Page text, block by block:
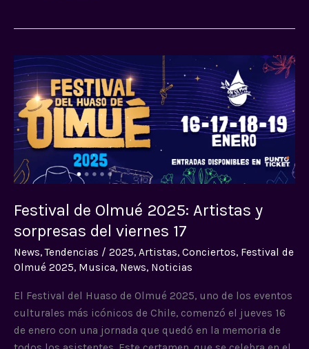
Festival de Olmué 2025: Artistas y
sorpresas del viernes 17
News,Tendencias / 2025, Artistas, Conciertos, Festival de
Olmué 2025, Musica, News, Noticias
El Festival del Huaso de Olmué 2025, uno de los eventos
culturales más icónicos de Chile, comenzó el jueves 16
de enero con una jornada que quedó en la memoria de
Festival
de
Olmué
2025:
Artistas
y
sorpresas
del
viernes
17